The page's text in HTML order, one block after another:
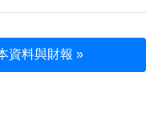
資料與財報 »